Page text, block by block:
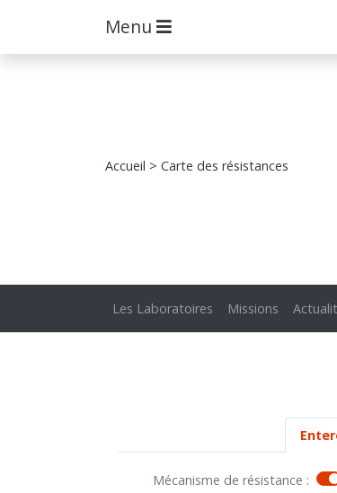
Menu
Accueil > Carte des résistances
Les Laboratoires Missions
Mécanisme de résistance :